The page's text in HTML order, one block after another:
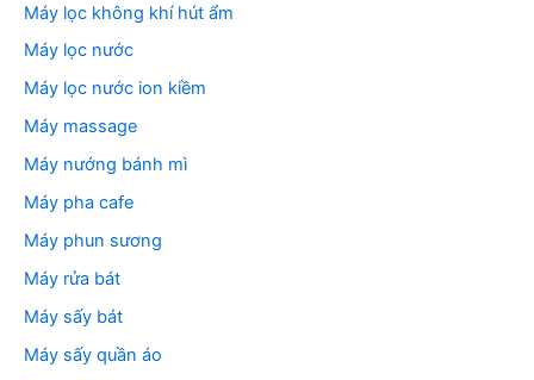
Máy lọc không khí hút ẩm
Máy lọc nước
Máy lọc nước ion kiềm
Máy massage
Máy nướng bánh mì
Máy pha cafe
Máy phun sương
Máy rửa bát
Máy sấy bát
Máy sấy quần áo